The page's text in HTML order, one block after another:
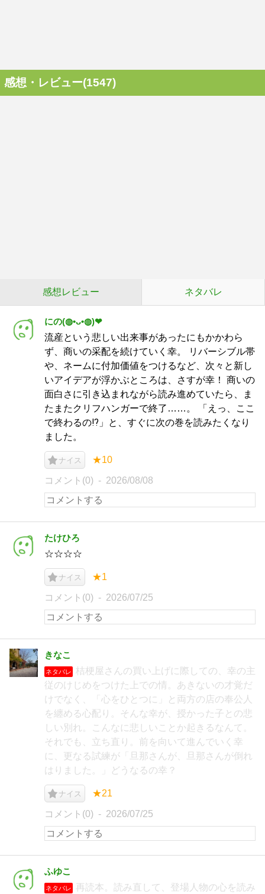
感想・レビュー(1547)
感想レビュー ネタバレ
にの(⁠◍⁠•⁠ᴗ⁠•⁠◍⁠)⁠❤
流産という悲しい出来事があったにもかかわら
ず、商いの采配を続けていく幸。 リバーシブル帯
や、ネームに付加価値をつけるなど、次々と新し
いアイデアが浮かぶところは、さすが幸！ 商いの
面白さに引き込まれながら読み進めていたら、ま
たまたクリフハンガーで終了……。 「えっ、ここ
で終わるの⁉️」と、すぐに次の巻を読みたくなり
ました。
ナイス ★10
コメント(0) 2026/08/08
たけひろ
☆☆☆☆
ナイス ★1
コメント(0) 2026/07/25
きなこ
ネタバレ
桔梗屋さんの買い上げに際しての、幸の主
従のけじめをつけた上での情。あきないの才覚だ
けでなく、「心をひとつに」と両方の店の奉公人
を纏める心配り。そんな幸が、授かった子との悲
しい別れ。こんなに悲しいことか起きるなんて。
それでも、立ち直り。前を向いて進んでいく幸
に、更なる試練が「旦那さんが、旦那さんが倒れ
はりました。」どうなるの幸？
ナイス ★21
コメント(0) 2026/07/25
ふゆこ
ネタバレ 再読本。読み直して、登場人物の心を読み